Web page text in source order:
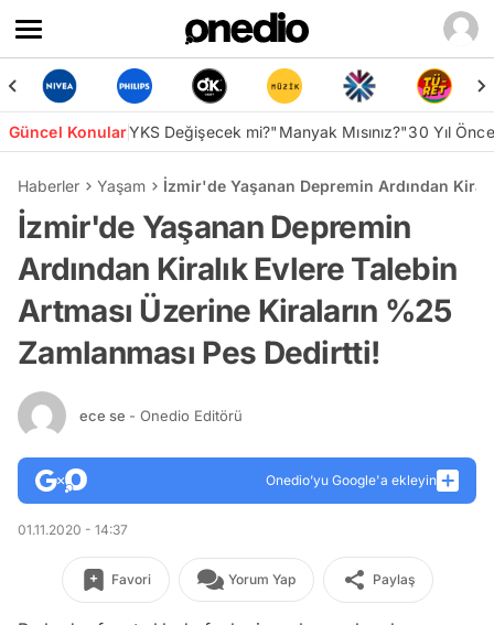
Güncel KonularYKS Değişecek mi?"Manyak Mısınız?"30 Yıl
Haberler Yaşam İzmir'de Yaşanan Depremin Ardından
İzmir'de Yaşanan Depremin
Ardından Kiralık Evlere Talebin
Artması Üzerine Kiraların %25
Zamlanması Pes Dedirtti!
ece se - Onedio Editörü
Onedio’yu Google'a ekleyin
01.11.2020 - 14:37
Favori Yorum Yap Paylaş